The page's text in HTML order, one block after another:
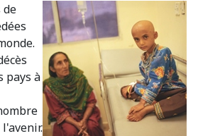
de
pays à